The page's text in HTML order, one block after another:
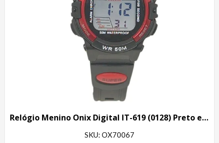
Relógio Menino Onix Digital IT-619 (0128) Preto e Vermelho
SKU: OX70067